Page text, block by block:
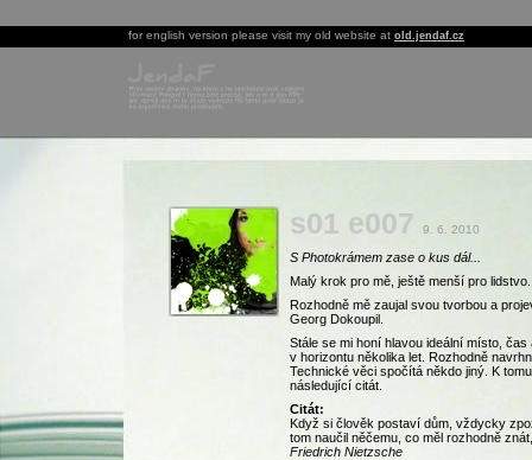
for english version please visit my old website at old.jendaf.cz
s01 e007 9. 6. 2010
S Photokrámem zase o kus dál...
Malý krok pro mě, ještě menší pro lidstvo.
Rozhodně mě zaujal svou tvorbou a
Georg Dokoupil.
Stále se mi honí hlavou ideální místo, čas
v horizontu několika let. Rozhodně
Technické věci spočítá někdo jiný. K
následující citát.
Citát:
Když si člověk postaví dům, vždycky
tom naučil něčemu, co měl rozhodně
Friedrich Nietzsche